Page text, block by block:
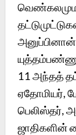
11அந்தத்
ஏதோமியர்,
பெலிஸ்தர்,
ஜாதிகளின்